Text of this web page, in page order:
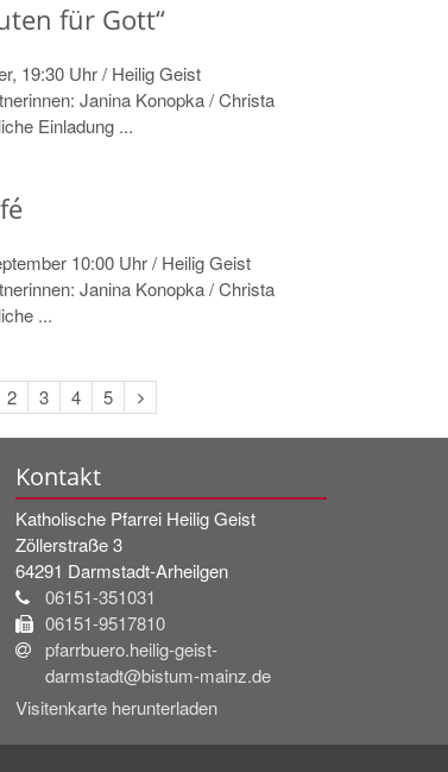
für Gott“
19:30 Uhr / Heilig Geist
Janina Konopka / Christa
Einladung ...
10:00 Uhr / Heilig Geist
Janina Konopka / Christa
...
2 3 4 5
Nächste
Seite
Kontakt
Katholische Pfarrei Heilig Geist
Zöllerstraße 3
64291 Darmstadt-Arheilgen
06151-351031
06151-9517810
pfarrbuero.heilig-geist-
darmstadt@bistum-mainz.de
Visitenkarte herunterladen